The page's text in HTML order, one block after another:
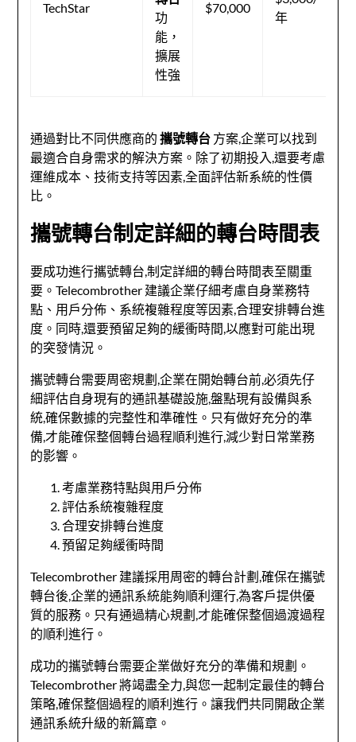
TechStar
功
能，
擴展
性強
$70,000
年
通過對比不同供應商的攜號轉台 方案,企業可以找到
最適合自身需求的解決方案。除了初期投入,還要考慮
運維成本、技術支持等因素,全面評估新系統的性價
比。
攜號轉台制定詳細的轉台時間表
要成功進行攜號轉台,制定詳細的轉台時間表至關重
要。Telecombrother 建議企業仔細考慮自身業務特
點、用戶分佈、系統複雜程度等因素,合理安排轉台進
度。同時,還要預留足夠的緩衝時間,以應對可能出現
的突發情況。
攜號轉台需要周密規劃,企業在開始轉台前,必須先仔
細評估自身現有的通訊基礎設施,盤點現有設備與系
統,確保數據的完整性和準確性。只有做好充分的準
備,才能確保整個轉台過程順利進行,減少對日常業務
的影響。
考慮業務特點與用戶分佈
評估系統複雜程度
合理安排轉台進度
預留足夠緩衝時間
Telecombrother 建議採用周密的轉台計劃,確保在攜號
轉台後,企業的通訊系統能夠順利運行,為客戶提供優
質的服務。只有通過精心規劃,才能確保整個過渡過程
的順利進行。
成功的攜號轉台需要企業做好充分的準備和規劃。
Telecombrother 將竭盡全力,與您一起制定最佳的轉台
策略,確保整個過程的順利進行。讓我們共同開啟企業
通訊系統升級的新篇章。